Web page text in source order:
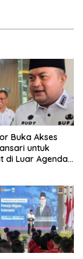
Buka Akses
untuk
di Luar Agenda